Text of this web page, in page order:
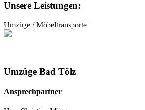
Unsere Leistungen:
Umzüge / Möbeltransporte
Umzüge Bad Tölz
Ansprechpartner